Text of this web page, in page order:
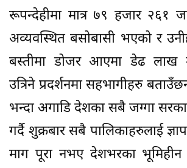
रूपन्देहीमा मात्र ७९ हजार २६१
अव्यवस्थित बसोबासी भएको र
बस्तीमा डोजर आएमा डेढ लाख
उत्रिने प्रदर्शनमा सहभागीहरु
भन्दा अगाडि देशका सबै जग्गा
गर्दै शुक्रबार सबै पालिकाहरुलाई
माग पूरा नभए देशभरका भूमिहीन